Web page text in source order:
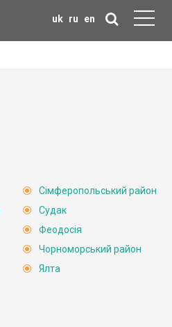
uk ru en
Сімферопольський район
Судак
Феодосія
Чорноморський район
Ялта